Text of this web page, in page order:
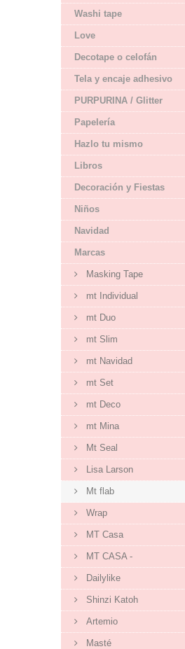
Washi tape
Love
Decotape o celofán
Tela y encaje adhesivo
PURPURINA / Glitter
Papelería
Hazlo tu mismo
Libros
Decoración y Fiestas
Niños
Navidad
Marcas
Masking Tape
mt Individual
mt Duo
mt Slim
mt Navidad
mt Set
mt Deco
mt Mina
Mt Seal
Lisa Larson
Mt flab
Wrap
MT Casa
MT CASA -
Dailylike
Shinzi Katoh
Artemio
Masté